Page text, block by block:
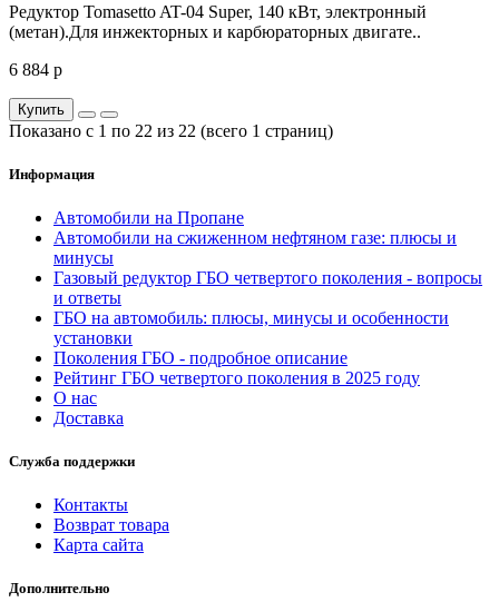
Редуктор Tomasetto AT-04 Super, 140 кВт, электронный
(метан).Для инжекторных и карбюраторных двигате..
6 884 р
Купить
Показано с 1 по 22 из 22 (всего 1 страниц)
Информация
Автомобили на Пропане
Автомобили на сжиженном нефтяном газе: плюсы и
минусы
Газовый редуктор ГБО четвертого поколения - вопросы
и ответы
ГБО на автомобиль: плюсы, минусы и особенности
установки
Поколения ГБО - подробное описание
Рейтинг ГБО четвертого поколения в 2025 году
О нас
Доставка
Служба поддержки
Контакты
Возврат товара
Карта сайта
Дополнительно